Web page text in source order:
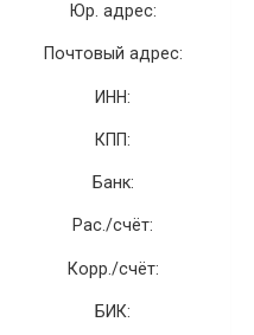
Юр. адрес:
Почтовый адрес:
ИНН:
КПП:
Банк:
Рас./счёт:
Корр./счёт:
БИК: